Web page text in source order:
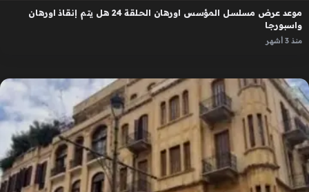
موعد عرض مسلسل المؤسس اورهان الحلقة 24 هل يتم إنقاذ اورهان
واسبورجا
منذ 3 أشهر